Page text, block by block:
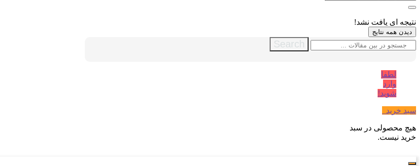
نتیجه ای یافت نشد!
دیدن همه نتایج
Search
لطفا
وارد
شوید!
سبد خرید
هیچ محصولی در سبد
خرید نیست.